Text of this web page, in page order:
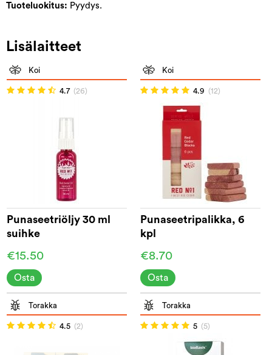
Tuoteluokitus: Pyydys.
Lisälaitteet
Koi
4.7 (26)
Punaseetriöljy 30 ml
suihke
€15.50
Osta
Koi
4.9 (12)
Punaseetripalikka, 6
kpl
€8.70
Osta
Torakka
4.5 (2)
Torakka
5 (5)